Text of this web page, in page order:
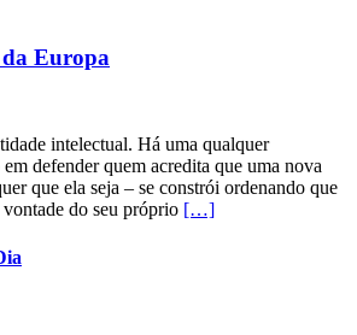
Europa
intelectual. Há uma qualquer
defender quem acredita que uma nova
que ela seja – se constrói ordenando que
do seu próprio […]